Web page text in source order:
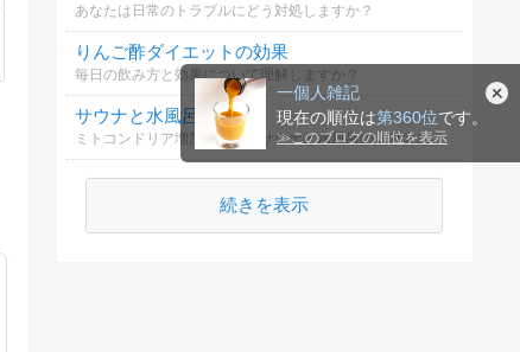
一個人雑記
現在の順位は第360位です。
≫このブログの順位を表示
あなたは日常のトラブルにどう対処しますか？
りんご酢ダイエットの効果
毎日の飲み方と効果について理解しますか？
サウナと水風呂の効果
ミトコンドリア増加に最適なサウナと水風呂の入り方は？
続きを表示